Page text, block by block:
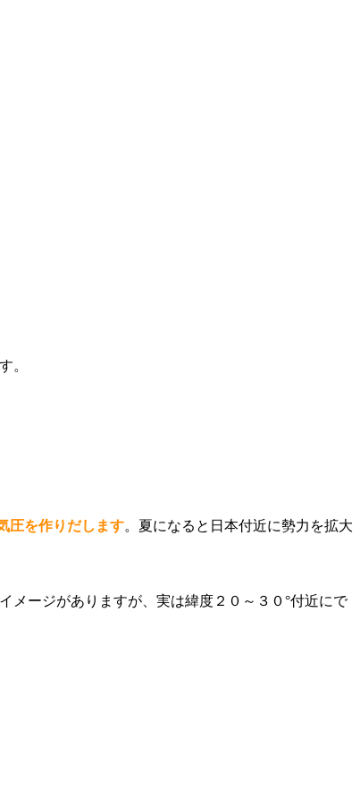
。
圧を作りだします。夏になると日本付近に勢力を拡大
メージがありますが、実は緯度２０～３０°付近にで